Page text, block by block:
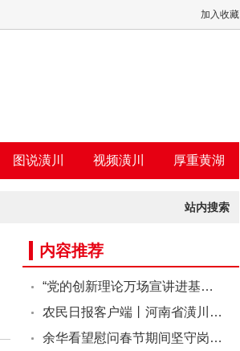
加入收藏
图说潢川 视频潢川 厚重黄湖
站内搜索
内容推荐
“党的创新理论万场宣讲进基…
农民日报客户端丨河南省潢川…
余华看望慰问春节期间坚守岗…